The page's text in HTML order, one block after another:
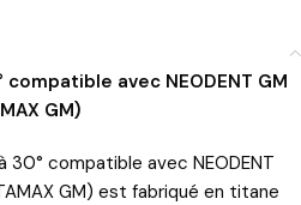
avec NEODENT GM
GM)
compatible avec NEODENT
GM) est fabriqué en titane